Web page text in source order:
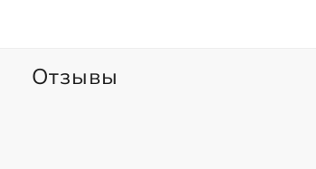
Отзывы